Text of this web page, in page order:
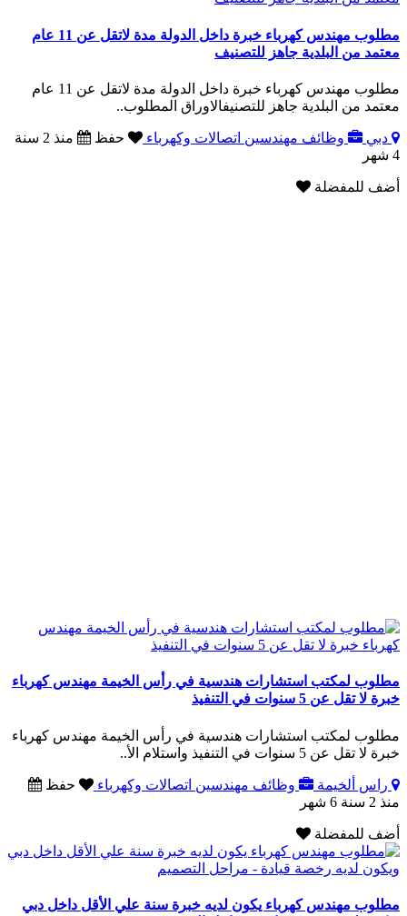
مطلوب مهندس كهرباء خبرة داخل الدولة مدة لاتقل عن 11 عام
معتمد من البلدية جاهز للتصنيف
مطلوب مهندس كهرباء خبرة داخل الدولة مدة لاتقل عن 11 عام
معتمد من البلدية جاهز للتصنيفالاوراق المطلوب..
دبي وظائف مهندسين اتصالات وكهرباء حفظ
منذ 2 سنة
4 شهر
أضف للمفضلة
مطلوب لمكتب استشارات هندسية في رأس الخيمة مهندس كهرباء
خبرة لا تقل عن 5 سنوات في التنفيذ
مطلوب لمكتب استشارات هندسية في رأس الخيمة مهندس كهرباء
خبرة لا تقل عن 5 سنوات في التنفيذ واستلام الأ..
راس ألخيمة وظائف مهندسين اتصالات وكهرباء
حفظ
منذ 2 سنة 6 شهر
أضف للمفضلة
مطلوب مهندس كهرباء يكون لديه خبرة سنة علي الأقل داخل دبي